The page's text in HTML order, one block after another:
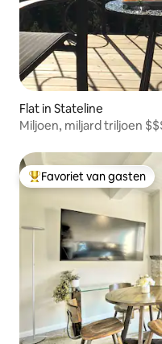
Flat in Stateline
Miljoen, miljard triljoen
Topfavoriet van gasten
Favoriet van gasten